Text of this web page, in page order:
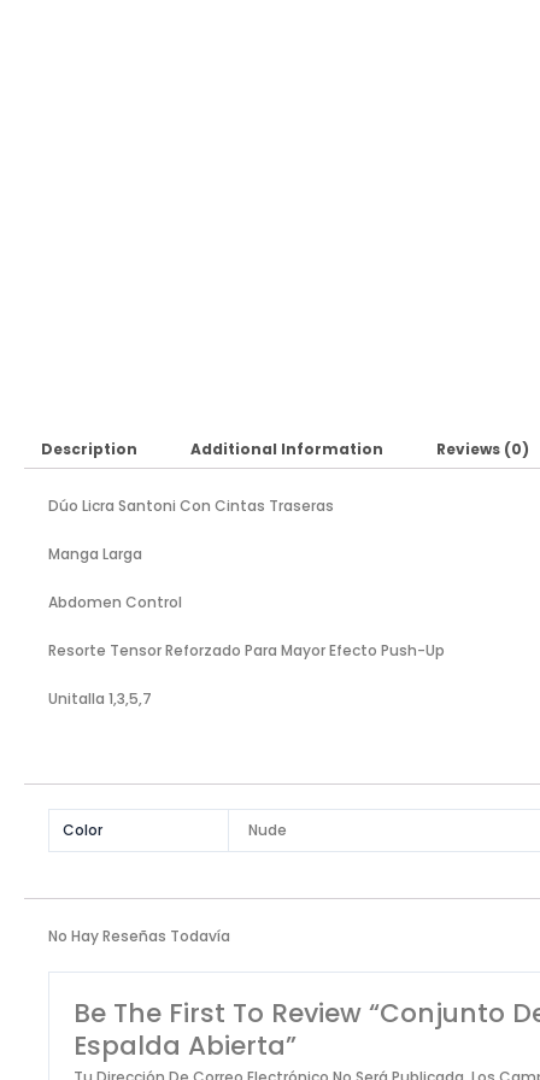
Description Additional Information Reviews (0)
Dúo Licra Santoni Con Cintas Traseras
Manga Larga
Abdomen Control
Resorte Tensor Reforzado Para Mayor Efecto Push-Up
Unitalla 1,3,5,7
Color Nude
No Hay Reseñas Todavía
Be The First To Review “Conjunto
Espalda Abierta”